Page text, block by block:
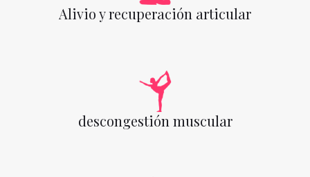
Alivio y recuperación articular
descongestión muscular